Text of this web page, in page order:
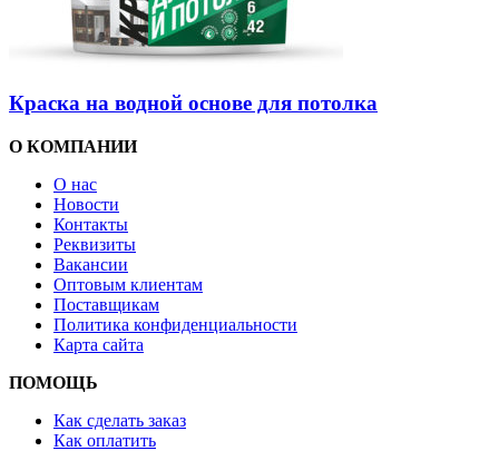
Краска на водной основе для потолка
О КОМПАНИИ
О нас
Новости
Контакты
Реквизиты
Вакансии
Оптовым клиентам
Поставщикам
Политика конфиденциальности
Карта сайта
ПОМОЩЬ
Как сделать заказ
Как оплатить